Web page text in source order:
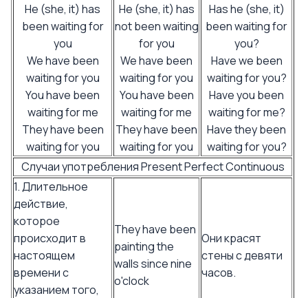
He (she, it) has
been waiting for
you
We have been
waiting for you
You have been
waiting for me
They have been
waiting for you
He (she, it) has
not been waiting
for you
We have been
waiting for you
You have been
waiting for me
They have been
waiting for you
Has he (she, it)
been waiting for
you?
Have we been
waiting for you?
Have you been
waiting for me?
Have they been
waiting for you?
Случаи употребления Present Perfect Continuous
1. Длительное
действие,
которое
происходит в
настоящем
времени с
указанием того,
They have been
painting the
walls since nine
o'clock
Они красят
стены с девяти
часов.